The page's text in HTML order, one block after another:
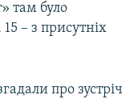
там було
– з присутніх
про зустріч